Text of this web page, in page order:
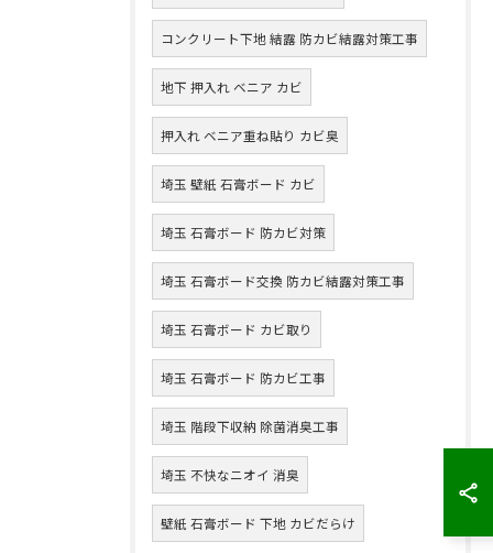
コンクリート下地 結露 防カビ結露対策工事
地下 押入れ ベニア カビ
押入れ ベニア重ね貼り カビ臭
埼玉 壁紙 石膏ボード カビ
埼玉 石膏ボード 防カビ対策
埼玉 石膏ボード交換 防カビ結露対策工事
埼玉 石膏ボード カビ取り
埼玉 石膏ボード 防カビ工事
埼玉 階段下収納 除菌消臭工事
埼玉 不快なニオイ 消臭
壁紙 石膏ボード 下地 カビだらけ